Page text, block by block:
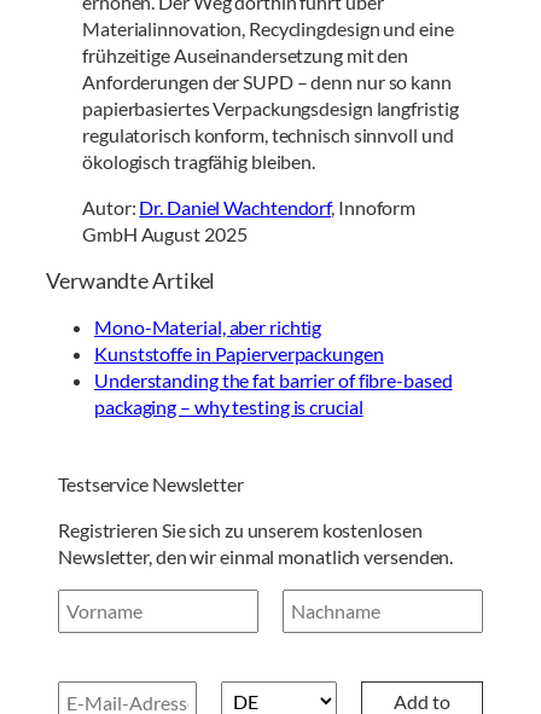
Materialinnovation, Recyclingdesign und eine
frühzeitige Auseinandersetzung mit den
Anforderungen der SUPD – denn nur so kann
papierbasiertes Verpackungsdesign langfristig
regulatorisch konform, technisch sinnvoll und
ökologisch tragfähig bleiben.
Autor: Dr. Daniel Wachtendorf, Innoform
GmbH August 2025
Verwandte Artikel
Mono-Material, aber richtig
Kunststoffe in Papierverpackungen
Understanding the fat barrier of fibre-based
packaging – why testing is crucial
Testservice Newsletter
Registrieren Sie sich zu unserem kostenlosen
Newsletter, den wir einmal monatlich versenden.